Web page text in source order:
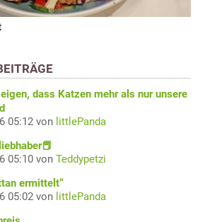
dass Katzen mehr als nur unsere
05:12 von littlePanda
05:10 von Teddypetzi
ermittelt“
05:02 von littlePanda